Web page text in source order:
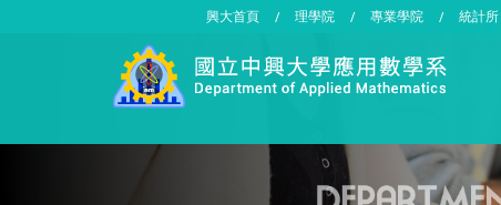
興大首頁 / 理學院 / 專業學院 / 統計所